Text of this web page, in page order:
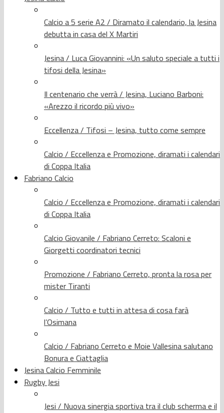
Calcio a 5 serie A2 / Diramato il calendario, la Jesina
debutta in casa del X Martiri
Jesina / Luca Giovannini: «Un saluto speciale a tutti i
tifosi della Jesina»
Il centenario che verrà / Jesina, Luciano Barboni:
«Arezzo il ricordo più vivo»
Eccellenza / Tifosi – Jesina, tutto come sempre
Calcio / Eccellenza e Promozione, diramati i calendari
di Coppa Italia
Fabriano Calcio
Calcio / Eccellenza e Promozione, diramati i calendari
di Coppa Italia
Calcio Giovanile / Fabriano Cerreto: Scaloni e
Giorgetti coordinatori tecnici
Promozione / Fabriano Cerreto, pronta la rosa per
mister Tiranti
Calcio / Tutto e tutti in attesa di cosa farà
l’Osimana
Calcio / Fabriano Cerreto e Moie Vallesina salutano
Bonura e Ciattaglia
Jesina Calcio Femminile
Rugby Jesi
Jesi / Nuova sinergia sportiva tra il club scherma e il